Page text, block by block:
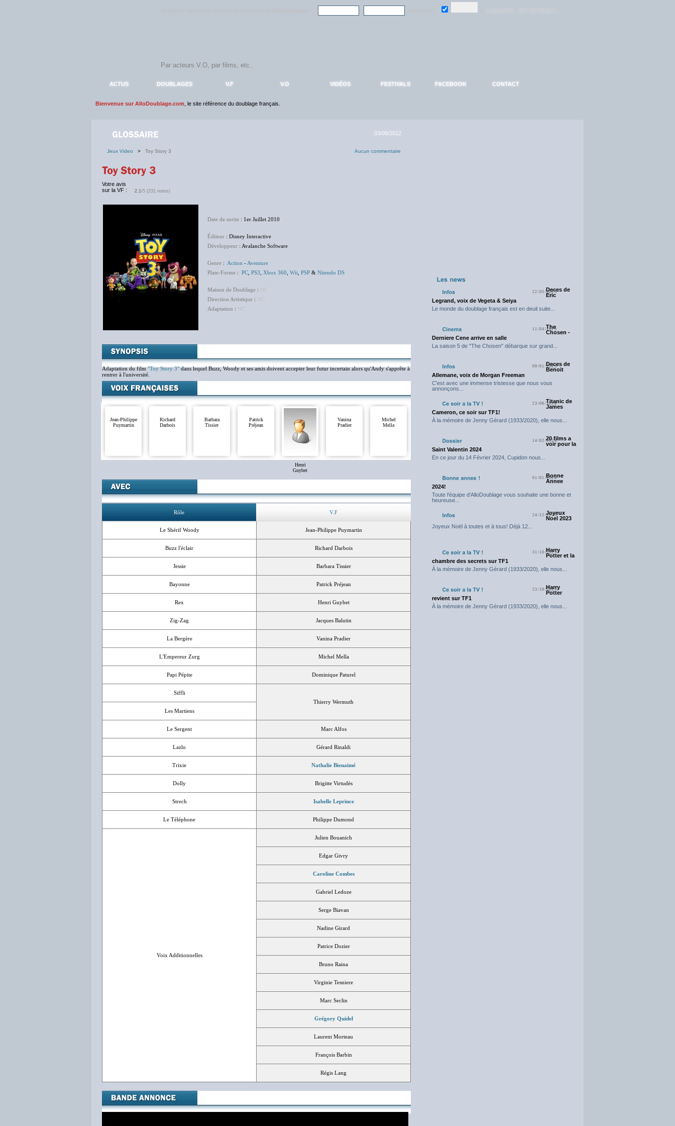
ACTUS DOUBLAGES V.F V.O VIDÉOS FESTIVALS FACEBOOK CONTACT
Bienvenue sur AlloDoublage.com , le site référence du doublage français.
03/09/2012
Jeux Video > Toy Story 3 Aucun commentaire
Votre avis
sur la VF :
2.1/5 (231 notes)
Date de sortie : 1er Juillet 2010
Éditeur : Disney Interactive
Développeur : Avalanche Software
Genre : Action - Aventure
Plate-Forme : PC PS3 Xbox 360 Wii PSP & Nitendo DS
Maison de Doublage : NC
Direction Artistique : NC
Adaptation : NC
Adaptation du film"Toy Story 3"dans lequel Buzz, Woody et ses amis doivent accepter leur futur incertain alors qu'Andy s'apprête à
rentrer à l'université.
Jean-Philippe
Puymartin
Richard
Darbois
Barbara
Tissier
Patrick
Préjean
Henri
Guybet
Vanina
Pradier
Michel
Mella
Rôle V.F
Le Shérif Woody Jean-Philippe Puymartin
Buzz l'éclair Richard Darbois
Jessie Barbara Tissier
Bayonne Patrick Préjean
Rex Henri Guybet
Zig-Zag Jacques Balutin
La Bergère Vanina Pradier
L'Empereur Zurg Michel Mella
Papi Pépite Dominique Paturel
Siffli
Thierry Wermuth
Les Martiens
Le Sergent Marc Alfos
Lazlo Gérard Rinaldi
Trixie Nathalie Bienaimé
Dolly Brigitte Virtudès
Strech Isabelle Leprince
Le Téléphone Philippe Dumond
Voix Additionnelles
Julien Bouanich
Edgar Givry
Caroline Combes
Gabriel Ledoze
Serge Biavan
Nadine Girard
Patrice Dozier
Bruno Raina
Virginie Tesniere
Marc Seclin
Grégory Quidel
Laurent Morteau
François Barbin
Régis Lang
22/05/2025Deces de
Eric
Legrand, voix de Vegeta & Seiya
Le monde du doublage français est en deuil suite...
11/04/2025
The
Chosen -
Derniere Cene arrive en salle
La saison 5 de "The Chosen" débarque sur grand...
09/01/2025Deces de
Benoit
Allemane, voix de Morgan Freeman
C'est avec une immense tristesse que nous vous
annonçons...
23/06/2024Titanic de
James
Cameron, ce soir sur TF1!
À la mémoire de Jenny Gérard (1933/2020), elle nous...
14/02/202420 films a
voir pour la
Saint Valentin 2024
En ce jour du 14 Février 2024, Cupidon nous...
01/01/2024
Bonne
Annee
2024!
Toute l'équipe d'AlloDoublage vous souhaite une bonne et
heureuse...
24/12/2023
Joyeux
Noel 2023
Joyeux Noël à toutes et à tous! Déjà 12...
31/10/2023
Harry
Potter et la
chambre des secrets sur TF1
À la mémoire de Jenny Gérard (1933/2020), elle nous...
23/10/2023
Harry
Potter
revient sur TF1
À la mémoire de Jenny Gérard (1933/2020), elle nous...